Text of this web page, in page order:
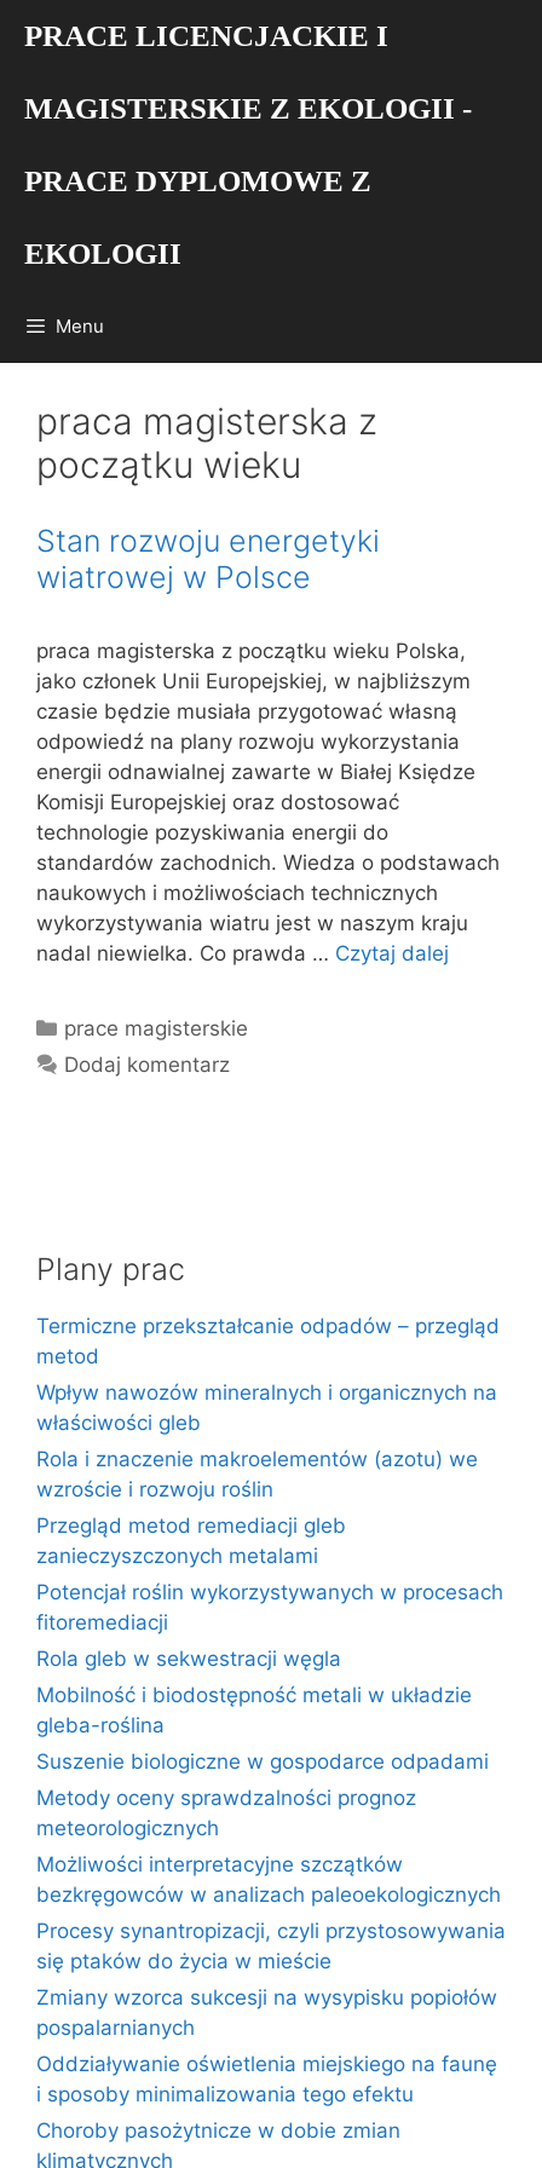
PRACE LICENCJACKIE I
MAGISTERSKIE Z EKOLOGII -
PRACE DYPLOMOWE Z
EKOLOGII
Menu
praca magisterska z
początku wieku
Stan rozwoju energetyki
wiatrowej w Polsce
praca magisterska z początku wieku Polska,
jako członek Unii Europejskiej, w najbliższym
czasie będzie musiała przygotować własną
odpowiedź na plany rozwoju wykorzystania
energii odnawialnej zawarte w Białej Księdze
Komisji Europejskiej oraz dostosować
technologie pozyskiwania energii do
standardów zachodnich. Wiedza o podstawach
naukowych i możliwościach technicznych
wykorzystywania wiatru jest w naszym kraju
nadal niewielka. Co prawda … Czytaj dalej
Kategorie
prace magisterskie
Dodaj komentarz
Plany prac
Termiczne przekształcanie odpadów – przegląd
metod
Wpływ nawozów mineralnych i organicznych na
właściwości gleb
Rola i znaczenie makroelementów (azotu) we
wzroście i rozwoju roślin
Przegląd metod remediacji gleb
zanieczyszczonych metalami
Potencjał roślin wykorzystywanych w procesach
fitoremediacji
Rola gleb w sekwestracji węgla
Mobilność i biodostępność metali w układzie
gleba-roślina
Suszenie biologiczne w gospodarce odpadami
Metody oceny sprawdzalności prognoz
meteorologicznych
Możliwości interpretacyjne szczątków
bezkręgowców w analizach paleoekologicznych
Procesy synantropizacji, czyli przystosowywania
się ptaków do życia w mieście
Zmiany wzorca sukcesji na wysypisku popiołów
pospalarnianych
Oddziaływanie oświetlenia miejskiego na faunę
i sposoby minimalizowania tego efektu
Choroby pasożytnicze w dobie zmian
klimatycznych